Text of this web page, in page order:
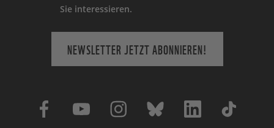
Sie interessieren.
NEWSLETTER JETZT ABONNIEREN!